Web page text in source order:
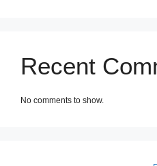
Recent
No comments to show.